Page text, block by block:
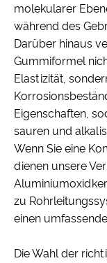
molekularer
während des
Darüber hinaus
Gummiformel
Elastizität,
Eigenschaften,
sauren und
Wenn Sie eine
dienen unsere
zu
einen
Die Wahl der